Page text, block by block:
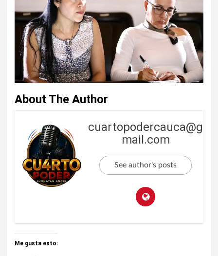
About The Author
cuartopodercauca@g
mail.com
See author's posts
Me gusta esto: